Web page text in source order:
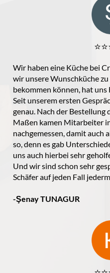
Wir haben eine Küche bei
wir unsere Wunschküche
bekommen können, hat uns
Seit unserem ersten
genau. Nach der Bestellung
Maßen kamen Mitarbeiter
nachgemessen, damit auch
so, denn es gab
uns auch hierbei sehr
Und wir sind schon sehr
Schäfer auf jeden Fall
-Şenay TUNAGUR